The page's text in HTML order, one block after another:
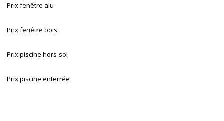
Prix fenêtre alu
Prix fenêtre bois
Prix piscine hors-sol
Prix piscine enterrée